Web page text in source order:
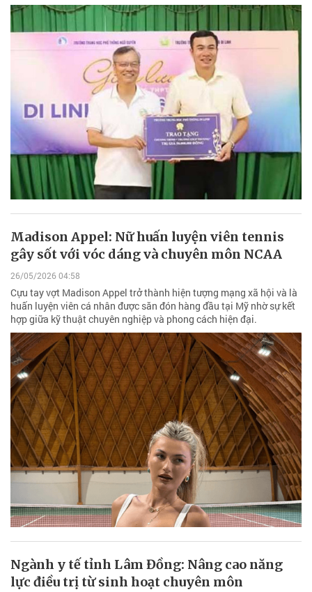
Madison Appel: Nữ huấn luyện viên tennis
gây sốt với vóc dáng và chuyên môn NCAA
26/05/2026 04:58
Cựu tay vợt Madison Appel trở thành hiện tượng mạng xã hội và là
huấn luyện viên cá nhân được săn đón hàng đầu tại Mỹ nhờ sự kết
hợp giữa kỹ thuật chuyên nghiệp và phong cách hiện đại.
Ngành y tế tỉnh Lâm Đồng: Nâng cao năng
lực điều trị từ sinh hoạt chuyên môn